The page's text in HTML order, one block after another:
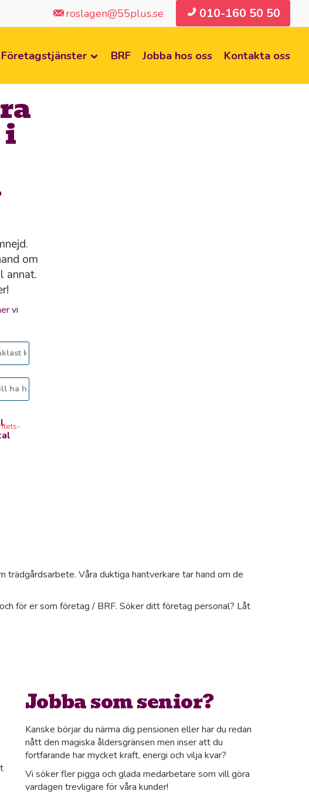
roslagen@55plus.se 010-160 50 50
Företagstjänster BRF Jobba hos oss Kontakta oss
i
om
annat.
vi
Våra duktiga hantverkare tar hand om de
för er som företag / BRF. Söker ditt företag personal? Låt
Jobba som senior?
Kanske börjar du närma dig pensionen eller har du redan
nått den magiska åldersgränsen men inser att du
fortfarande har mycket kraft, energi och vilja kvar?
Vi söker fler pigga och glada medarbetare som vill göra
vardagen trevligare för våra kunder!